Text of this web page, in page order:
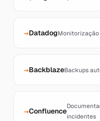
DatadogMonitorização
BackblazeBackups
Confluence
incidentes